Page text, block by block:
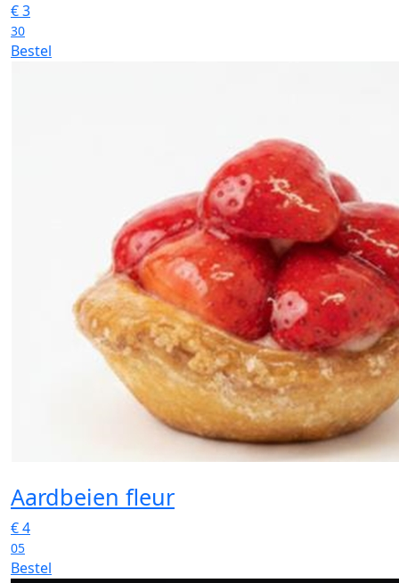
€3
30
Bestel
Aardbeien fleur
€4
05
Bestel